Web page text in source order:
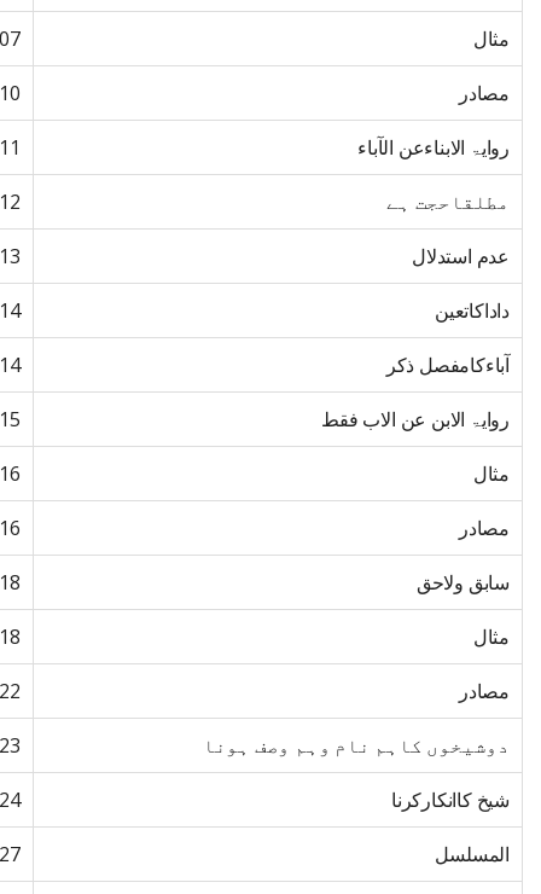
مثال
مصادر
روایۃ الابناءعن الآباء
مطلقاحجت ہے
عدم استدلال
داداکاتعین
آباءکامفصل ذکر
روایۃ الابن عن الاب فقط
مثال
مصادر
سابق ولاحق
مثال
مصادر
دوشیخوں کاہم نام وہم وصف ہونا
شیخ کاانکارکرنا
المسلسل